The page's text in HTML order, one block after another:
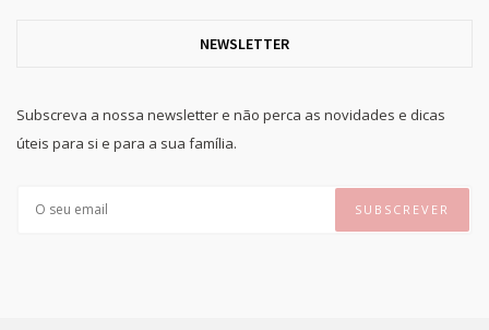
NEWSLETTER
Subscreva a nossa newsletter e não perca as novidades e dicas
úteis para si e para a sua família.